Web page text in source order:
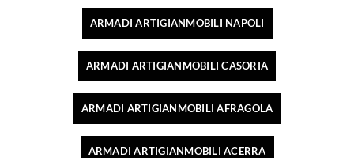
ARMADI ARTIGIANMOBILI NAPOLI
ARMADI ARTIGIANMOBILI CASORIA
ARMADI ARTIGIANMOBILI AFRAGOLA
ARMADI ARTIGIANMOBILI ACERRA